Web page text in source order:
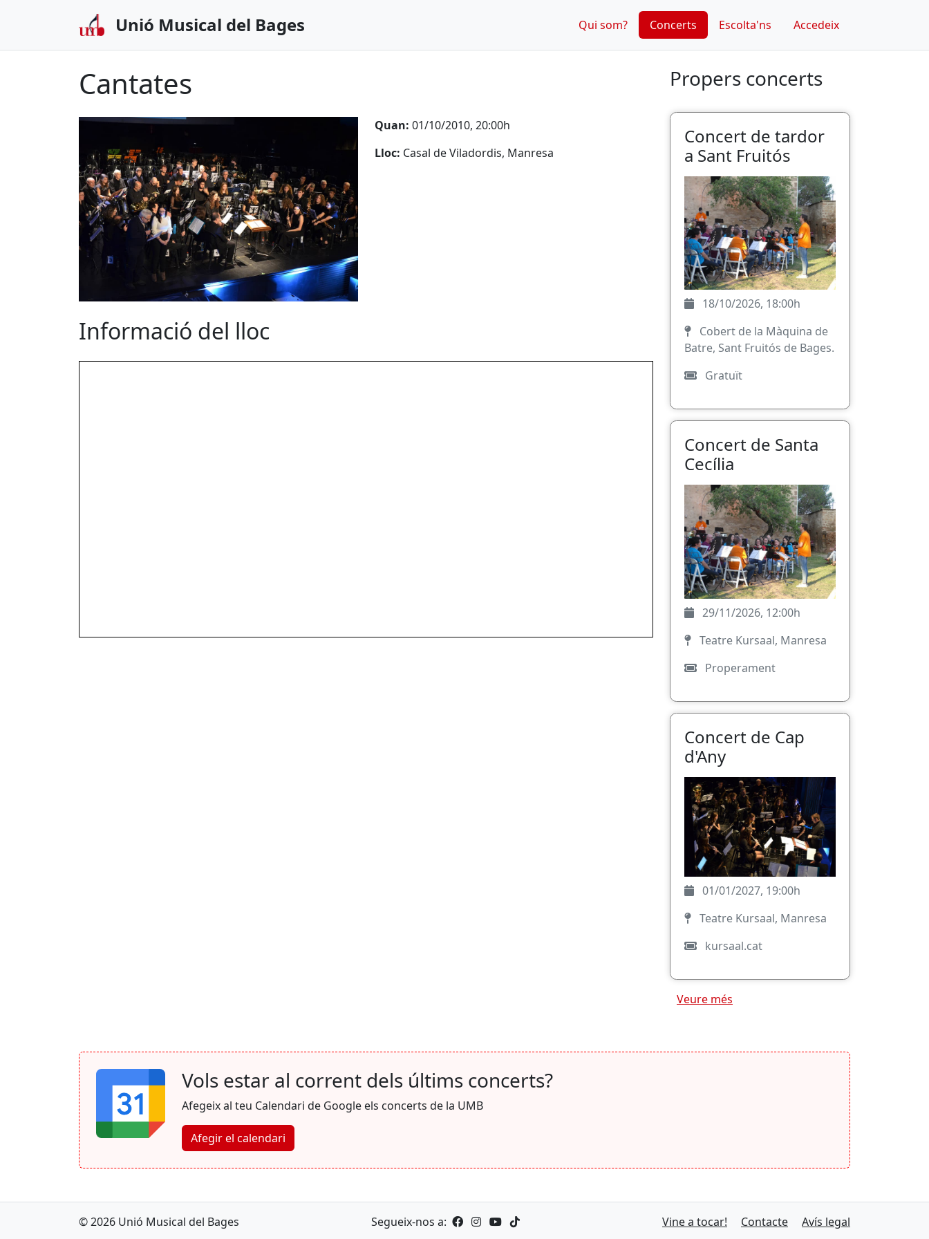
Unió Musical del Bages Qui som? Concerts Escolta'ns Accedeix
Cantates
Quan: 01/10/2010, 20:00h
Lloc: Casal de Viladordis, Manresa
Informació del lloc
Propers concerts
Concert de tardor
a Sant Fruitós
18/10/2026, 18:00h
Cobert de la Màquina de
Batre, Sant Fruitós de Bages.
Gratuït
Concert de Santa
Cecília
29/11/2026, 12:00h
Teatre Kursaal, Manresa
Properament
Concert de Cap
d'Any
01/01/2027, 19:00h
Teatre Kursaal, Manresa
kursaal.cat
Veure més
Vols estar al corrent dels últims concerts?
Afegeix al teu Calendari de Google els concerts de la UMB
Afegir el calendari
© 2026 Unió Musical del Bages Segueix-nos a: Vine a tocar! Contacte Avís legal